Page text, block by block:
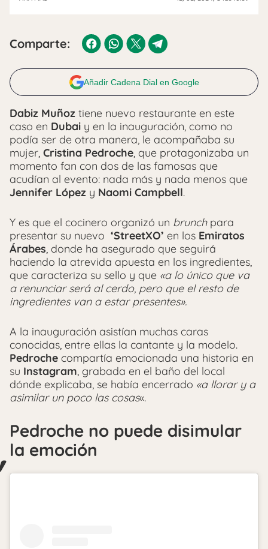
Comparte:
Añadir Cadena Dial en Google
Dabiz Muñoz tiene nuevo restaurante en este
caso en Dubai y en la inauguración, como no
podía ser de otra manera, le acompañaba su
mujer, Cristina Pedroche, que protagonizaba un
momento fan con dos de las famosas que
acudían al evento: nada más y nada menos que
Jennifer López y Naomi Campbell.
Y es que el cocinero organizó un brunchpara
presentar su nuevo ‘StreetXO’ en los Emiratos
Árabes, donde ha asegurado que seguirá
haciendo la atrevida apuesta en los ingredientes,
que caracteriza su sello y que «a lo único que va
a renunciar será al cerdo, pero que el resto de
ingredientes van a estar presentes».
A la inauguración asistían muchas caras
conocidas, entre ellas la cantante y la modelo.
Pedroche compartía emocionada una historia en
su Instagram, grabada en el baño del local
dónde explicaba, se había encerrado «a llorar y a
asimilar un poco las cosas«.
Pedroche no puede disimular
la emoción